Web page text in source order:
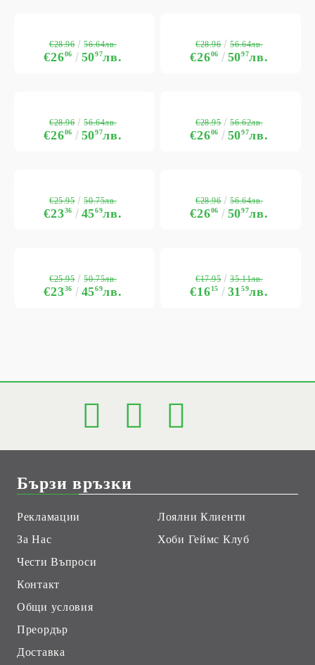
€2606 5097лв.
€28.96 56.64лв.
€2606 5097лв.
€28.96 56.64лв.
€2606 5097лв.
€28.96 56.64лв.
€2606 5097лв.
€28.95 56.62лв.
€2336 4569лв.
€25.95 50.75лв.
€2606 5097лв.
€28.96 56.64лв.
€2336 4569лв.
€25.95 50.75лв.
€1615 3159лв.
€17.95 35.11лв.
Бързи връзки
Рекламации
За Нас
Чести Въпроси
Контакт
Общи условия
Преордър
Доставка
Лоялни Клиенти
Хоби Геймс Клуб